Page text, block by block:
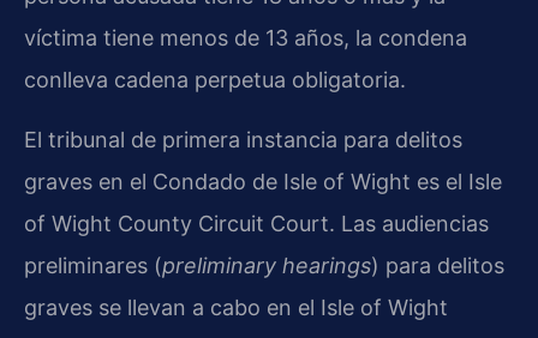
víctima tiene menos de 13 años, la condena
conlleva cadena perpetua obligatoria.
El tribunal de primera instancia para delitos
graves en el Condado de Isle of Wight es el Isle
of Wight County Circuit Court. Las audiencias
preliminares (preliminary hearings) para delitos
graves se llevan a cabo en el Isle of Wight